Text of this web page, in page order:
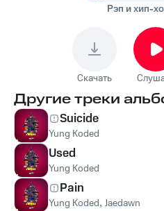
Рэп и хип-
Скачать
Другие треки
Suicide
Yung Koded
Used
Yung Koded
Pain
Yung Koded, Jaedawn